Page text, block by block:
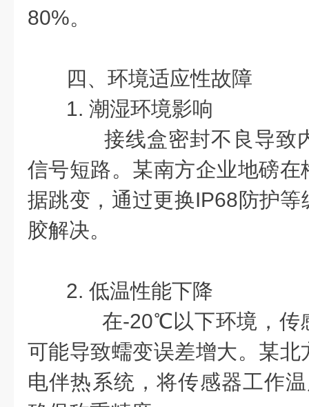
80%。
四、环境适应性故障
1. 潮湿环境影响
接线盒密封不良导致
信号短路。某南方企业地磅
据跳变，通过更换IP68防护
胶解决。
2. 低温性能下降
在-20℃以下环境，传
可能导致蠕变误差增大。某
电伴热系统，将传感器工作